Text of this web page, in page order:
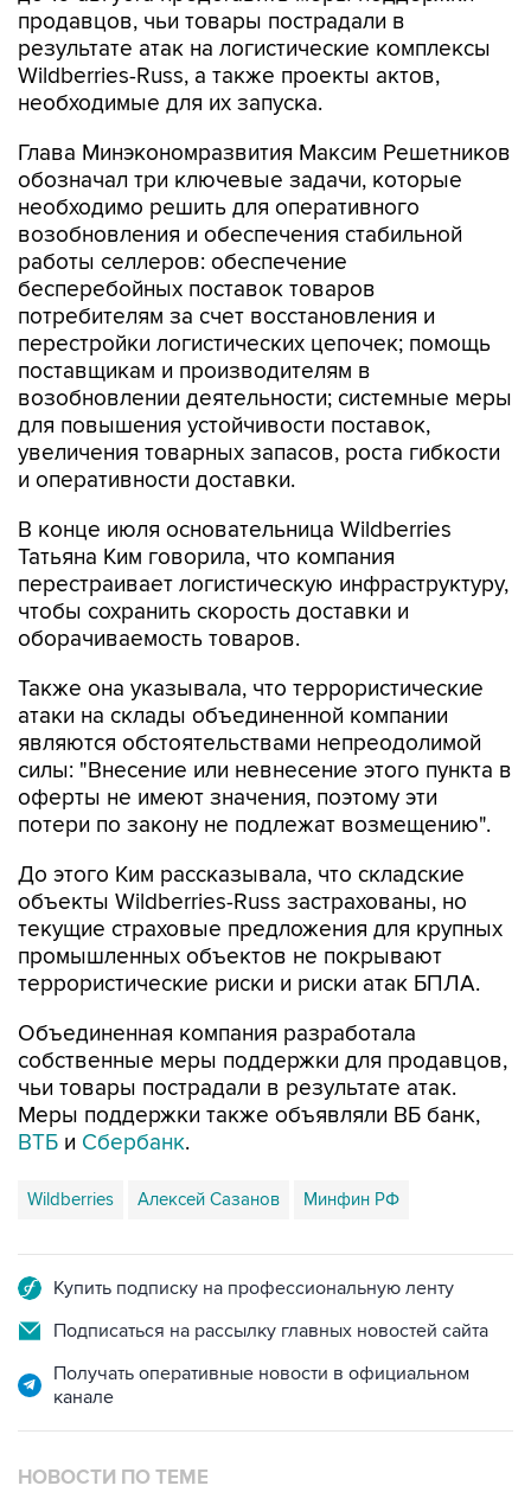
продавцов, чьи товары пострадали в
результате атак на логистические комплексы
Wildberries-Russ, а также проекты актов,
необходимые для их запуска.
Глава Минэкономразвития Максим Решетников
обозначал три ключевые задачи, которые
необходимо решить для оперативного
возобновления и обеспечения стабильной
работы селлеров: обеспечение
бесперебойных поставок товаров
потребителям за счет восстановления и
перестройки логистических цепочек; помощь
поставщикам и производителям в
возобновлении деятельности; системные меры
для повышения устойчивости поставок,
увеличения товарных запасов, роста гибкости
и оперативности доставки.
В конце июля основательница Wildberries
Татьяна Ким говорила, что компания
перестраивает логистическую инфраструктуру,
чтобы сохранить скорость доставки и
оборачиваемость товаров.
Также она указывала, что террористические
атаки на склады объединенной компании
являются обстоятельствами непреодолимой
силы: "Внесение или невнесение этого пункта в
оферты не имеют значения, поэтому эти
потери по закону не подлежат возмещению".
До этого Ким рассказывала, что складские
объекты Wildberries-Russ застрахованы, но
текущие страховые предложения для крупных
промышленных объектов не покрывают
террористические риски и риски атак БПЛА.
Объединенная компания разработала
собственные меры поддержки для продавцов,
чьи товары пострадали в результате атак.
Меры поддержки также объявляли ВБ банк,
ВТБ и Сбербанк.
Wildberries Алексей Сазанов Минфин РФ
Купить подписку на профессиональную ленту
Подписаться на рассылку главных новостей сайта
Получать оперативные новости в официальном
канале
НОВОСТИ ПО ТЕМЕ